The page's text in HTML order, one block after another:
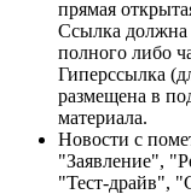
прямая
Ссылка должна
полного либо
Гиперссылка
размещена в
материала.
Новости с
"Заявление",
"Тест-драйв",